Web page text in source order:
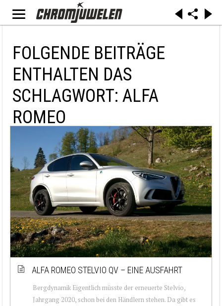
FOLGENDE BEITRÄGE
ENTHALTEN DAS
SCHLAGWORT: ALFA
ROMEO
ALFA ROMEO STELVIO QV – EINE AUSFAHRT
Bergdynamik Eigentlich müsste der erneuerte Stelvio,
Jahrgang 2020, schon bei den Händlern stehen. Da gibt es